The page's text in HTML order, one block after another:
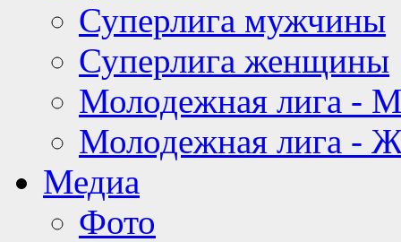
Суперлига мужчины
Суперлига женщины
Молодежная лига -
Молодежная лига -
Медиа
Фото